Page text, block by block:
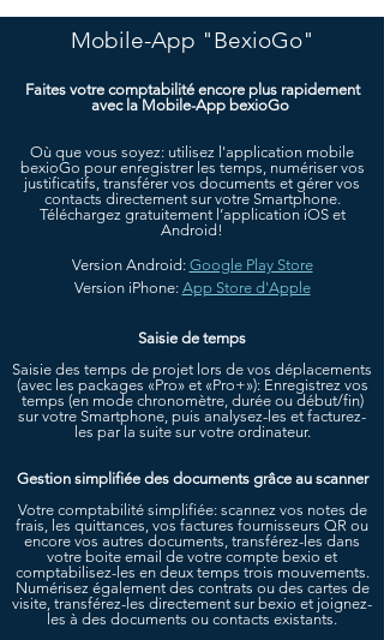
Mobile-App "BexioGo"
Faites votre comptabilité encore plus rapidement
avec la Mobile-App bexioGo
Où que vous soyez: utilisez l'application mobile
bexioGo pour enregistrer les temps, numériser vos
justificatifs, transférer vos documents et gérer vos
contacts directement sur votre Smartphone.
Téléchargez gratuitement l’application iOS et
Android!
Version Android: Google Play Store
Version iPhone: App Store d'Apple
Saisie de temps
Saisie des temps de projet lors de vos déplacements
(avec les packages «Pro» et «Pro+»): Enregistrez vos
temps (en mode chronomètre, durée ou début/fin)
sur votre Smartphone, puis analysez-les et facturez-
les par la suite sur votre ordinateur.
Gestion simplifiée des documents grâce au scanner
Votre comptabilité simplifiée: scannez vos notes de
frais, les quittances, vos factures fournisseurs QR ou
encore vos autres documents, transférez-les dans
votre boite email de votre compte bexio et
comptabilisez-les en deux temps trois mouvements.
Numérisez également des contrats ou des cartes de
visite, transférez-les directement sur bexio et joignez-
les à des documents ou contacts existants.